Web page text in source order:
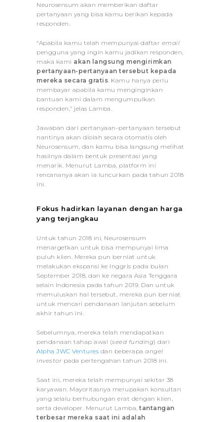
Neurosensum akan memberikan daftar
pertanyaan yang bisa kamu berikan kepada
responden.
“Apabila kamu telah mempunyai daftar email
pengguna yang ingin kamu jadikan responden,
maka kami akan langsung mengirimkan
pertanyaan-pertanyaan tersebut kepada
mereka secara gratis. Kamu hanya perlu
membayar apabila kamu menginginkan
bantuan kami dalam mengumpulkan
responden,” jelas Lamba.
Jawaban dari pertanyaan-pertanyaan tersebut
nantinya akan diolah secara otomatis oleh
Neurosensum, dan kamu bisa langsung melihat
hasilnya dalam bentuk presentasi yang
menarik. Menurut Lamba, platform ini
rencananya akan ia luncurkan pada tahun 2018
ini.
Fokus hadirkan layanan dengan harga
yang terjangkau
Untuk tahun 2018 ini, Neurosensum
menargetkan untuk bisa mempunyai lima
puluh klien. Mereka pun berniat untuk
melakukan ekspansi ke Inggris pada bulan
September 2018, dan ke negara Asia Tenggara
selain Indonesia pada tahun 2019. Dan untuk
memuluskan hal tersebut, mereka pun berniat
untuk mencari pendanaan lanjutan sebelum
akhir tahun ini.
Sebelumnya, mereka telah mendapatkan
pendanaan tahap awal (seed funding) dari
Alpha JWC Ventures dan beberapa angel
investor pada pertengahan tahun 2018 ini.
Saat ini, mereka telah mempunyai sekitar 38
karyawan. Mayoritasnya merupakan konsultan
yang selalu berhubungan erat dengan klien,
serta developer. Menurut Lamba, tantangan
terbesar mereka saat ini adalah